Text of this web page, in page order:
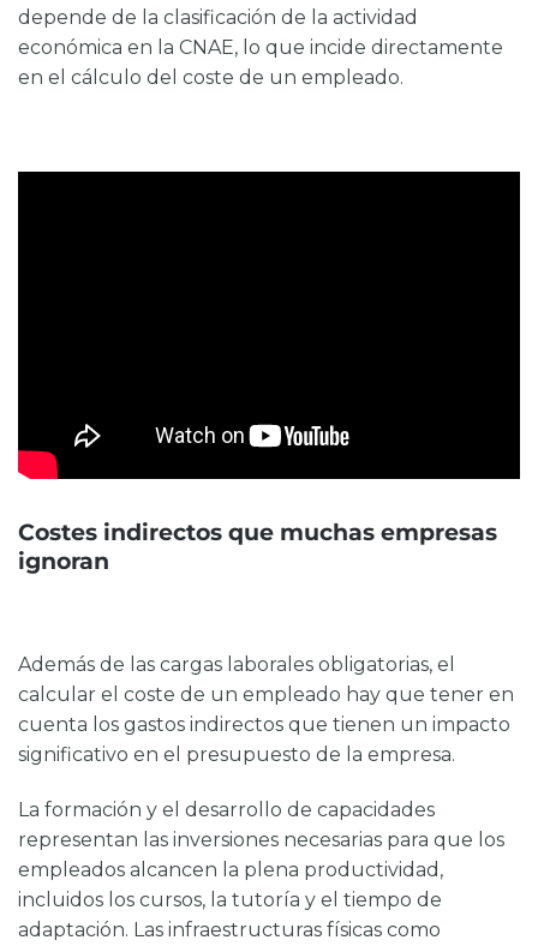
depende de la clasificación de la actividad
económica en la CNAE, lo que incide directamente
en el cálculo del coste de un empleado.
Costes indirectos que muchas empresas
ignoran
Además de las cargas laborales obligatorias, el
calcular el coste de un empleado hay que tener en
cuenta los gastos indirectos que tienen un impacto
significativo en el presupuesto de la empresa.
La formación y el desarrollo de capacidades
representan las inversiones necesarias para que los
empleados alcancen la plena productividad,
incluidos los cursos, la tutoría y el tiempo de
adaptación. Las infraestructuras físicas como